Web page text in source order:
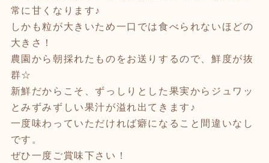
常に甘くなります♪
しかも粒が大きいため一口では食べられないほどの
大きさ！
農園から朝採れたものをお送りするので、鮮度が抜
群☆
新鮮だからこそ、ずっしりとした果実からジュワッ
とみずみずしい果汁が溢れ出てきます♪
一度味わっていただければ癖になること間違いなし
です。
ぜひ一度ご賞味下さい！